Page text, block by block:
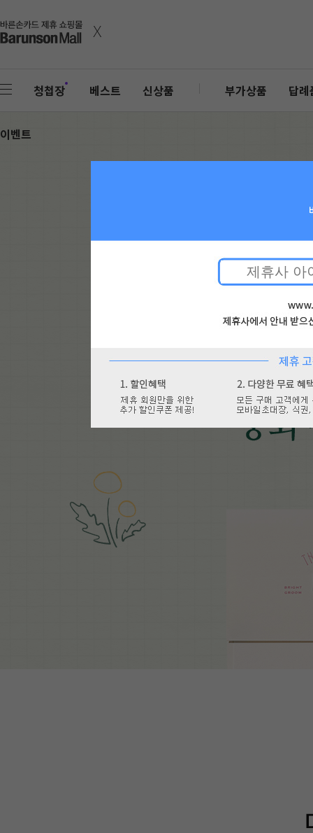
x
청첩장 베스트 신상품 부가상품 답례
이벤트